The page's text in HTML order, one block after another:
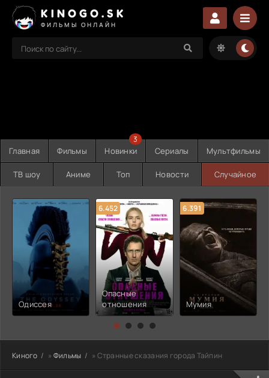
KINOGO.SK
ФИЛЬМЫ ОНЛАЙН
Главная Фильмы Новинки
3
Сериалы Мультфильмы
ТВ шоу Аниме Топ Новости Случайное
Одиссея
6.452
Опасные
отношения
6.391
Мумия
Киного » Фильмы » Странные сказания города Тайпин